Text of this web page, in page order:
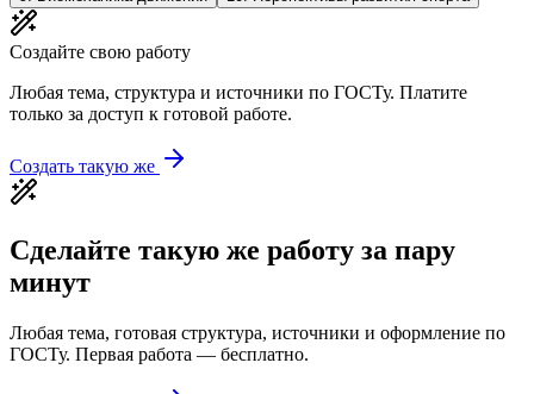
Создайте свою работу
Любая тема, структура и источники по ГОСТу. Платите
только за доступ к готовой работе.
Создать такую же
Сделайте такую же работу за пару
минут
Любая тема, готовая структура, источники и оформление по
ГОСТу. Первая работа — бесплатно.